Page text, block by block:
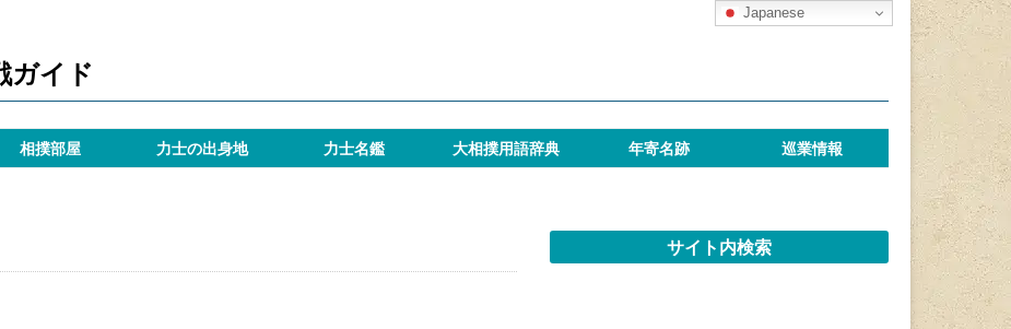
ガイド
相撲部屋 力士の出身地 力士名鑑 大相撲用語辞典 年寄名跡 巡業情報
サイト内検索
Japanese